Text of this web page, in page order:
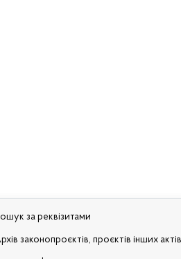
за реквізитами
законопроєктів, проєктів інших